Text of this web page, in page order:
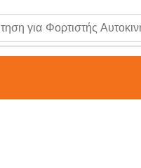
για Τζαμάκι Οθόνης